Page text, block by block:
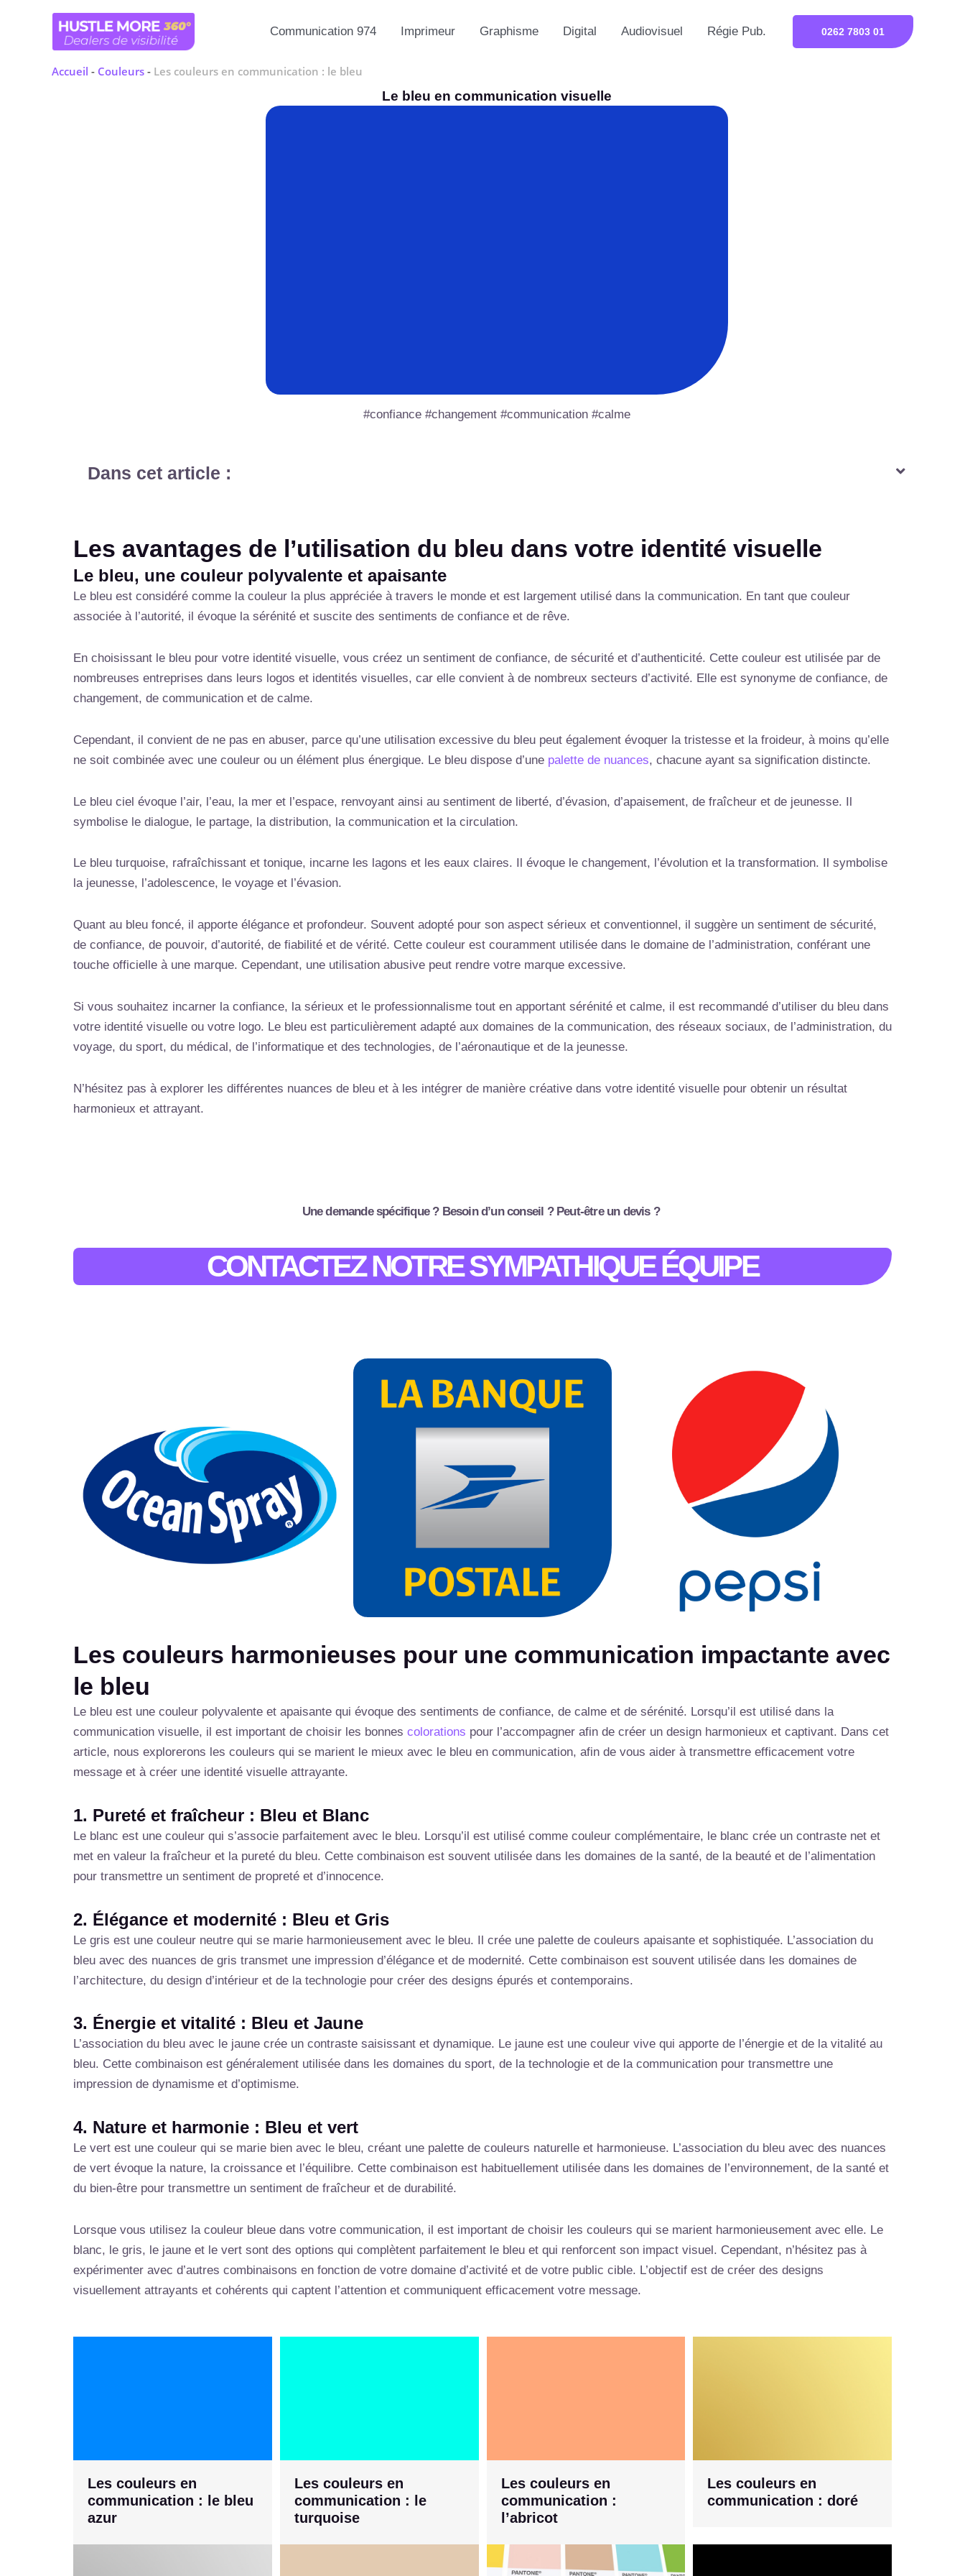
Communication 974 Imprimeur Graphisme Digital Audiovisuel Régie Pub. 0262 7803 01
Accueil - Couleurs - Les couleurs en communication : le bleu
Le bleu en communication visuelle
#confiance #changement #communication #calme
Dans cet article :
Les avantages de l’utilisation du bleu dans votre identité visuelle
Le bleu, une couleur polyvalente et apaisante
Le bleu est considéré comme la couleur la plus appréciée à travers le monde et est largement utilisé dans la communication. En tant que couleur
associée à l’autorité, il évoque la sérénité et suscite des sentiments de confiance et de rêve.
En choisissant le bleu pour votre identité visuelle, vous créez un sentiment de confiance, de sécurité et d’authenticité. Cette couleur est utilisée par de
nombreuses entreprises dans leurs logos et identités visuelles, car elle convient à de nombreux secteurs d’activité. Elle est synonyme de confiance, de
changement, de communication et de calme.
Cependant, il convient de ne pas en abuser, parce qu’une utilisation excessive du bleu peut également évoquer la tristesse et la froideur, à moins qu’elle
ne soit combinée avec une couleur ou un élément plus énergique. Le bleu dispose d’une palette de nuances, chacune ayant sa signification distincte.
Le bleu ciel évoque l’air, l’eau, la mer et l’espace, renvoyant ainsi au sentiment de liberté, d’évasion, d’apaisement, de fraîcheur et de jeunesse. Il
symbolise le dialogue, le partage, la distribution, la communication et la circulation.
Le bleu turquoise, rafraîchissant et tonique, incarne les lagons et les eaux claires. Il évoque le changement, l’évolution et la transformation. Il symbolise
la jeunesse, l’adolescence, le voyage et l’évasion.
Quant au bleu foncé, il apporte élégance et profondeur. Souvent adopté pour son aspect sérieux et conventionnel, il suggère un sentiment de sécurité,
de confiance, de pouvoir, d’autorité, de fiabilité et de vérité. Cette couleur est couramment utilisée dans le domaine de l’administration, conférant une
touche officielle à une marque. Cependant, une utilisation abusive peut rendre votre marque excessive.
Si vous souhaitez incarner la confiance, la sérieux et le professionnalisme tout en apportant sérénité et calme, il est recommandé d’utiliser du bleu dans
votre identité visuelle ou votre logo. Le bleu est particulièrement adapté aux domaines de la communication, des réseaux sociaux, de l’administration, du
voyage, du sport, du médical, de l’informatique et des technologies, de l’aéronautique et de la jeunesse.
N’hésitez pas à explorer les différentes nuances de bleu et à les intégrer de manière créative dans votre identité visuelle pour obtenir un résultat
harmonieux et attrayant.
Une demande spécifique ? Besoin d’un conseil ? Peut-être un devis ?
CONTACTEZ NOTRE SYMPATHIQUE ÉQUIPE
Les couleurs harmonieuses pour une communication impactante avec
le bleu
Le bleu est une couleur polyvalente et apaisante qui évoque des sentiments de confiance, de calme et de sérénité. Lorsqu’il est utilisé dans la
communication visuelle, il est important de choisir les bonnes colorations pour l’accompagner afin de créer un design harmonieux et captivant. Dans cet
article, nous explorerons les couleurs qui se marient le mieux avec le bleu en communication, afin de vous aider à transmettre efficacement votre
message et à créer une identité visuelle attrayante.
1. Pureté et fraîcheur : Bleu et Blanc
Le blanc est une couleur qui s’associe parfaitement avec le bleu. Lorsqu’il est utilisé comme couleur complémentaire, le blanc crée un contraste net et
met en valeur la fraîcheur et la pureté du bleu. Cette combinaison est souvent utilisée dans les domaines de la santé, de la beauté et de l’alimentation
pour transmettre un sentiment de propreté et d’innocence.
2. Élégance et modernité : Bleu et Gris
Le gris est une couleur neutre qui se marie harmonieusement avec le bleu. Il crée une palette de couleurs apaisante et sophistiquée. L’association du
bleu avec des nuances de gris transmet une impression d’élégance et de modernité. Cette combinaison est souvent utilisée dans les domaines de
l’architecture, du design d’intérieur et de la technologie pour créer des designs épurés et contemporains.
3. Énergie et vitalité : Bleu et Jaune
L’association du bleu avec le jaune crée un contraste saisissant et dynamique. Le jaune est une couleur vive qui apporte de l’énergie et de la vitalité au
bleu. Cette combinaison est généralement utilisée dans les domaines du sport, de la technologie et de la communication pour transmettre une
impression de dynamisme et d’optimisme.
4. Nature et harmonie : Bleu et vert
Le vert est une couleur qui se marie bien avec le bleu, créant une palette de couleurs naturelle et harmonieuse. L’association du bleu avec des nuances
de vert évoque la nature, la croissance et l’équilibre. Cette combinaison est habituellement utilisée dans les domaines de l’environnement, de la santé et
du bien-être pour transmettre un sentiment de fraîcheur et de durabilité.
Lorsque vous utilisez la couleur bleue dans votre communication, il est important de choisir les couleurs qui se marient harmonieusement avec elle. Le
blanc, le gris, le jaune et le vert sont des options qui complètent parfaitement le bleu et qui renforcent son impact visuel. Cependant, n’hésitez pas à
expérimenter avec d’autres combinaisons en fonction de votre domaine d’activité et de votre public cible. L’objectif est de créer des designs
visuellement attrayants et cohérents qui captent l’attention et communiquent efficacement votre message.
Les couleurs en
communication : le bleu
azur
Les couleurs en
communication : le
turquoise
Les couleurs en
communication :
l’abricot
Les couleurs en
communication : doré